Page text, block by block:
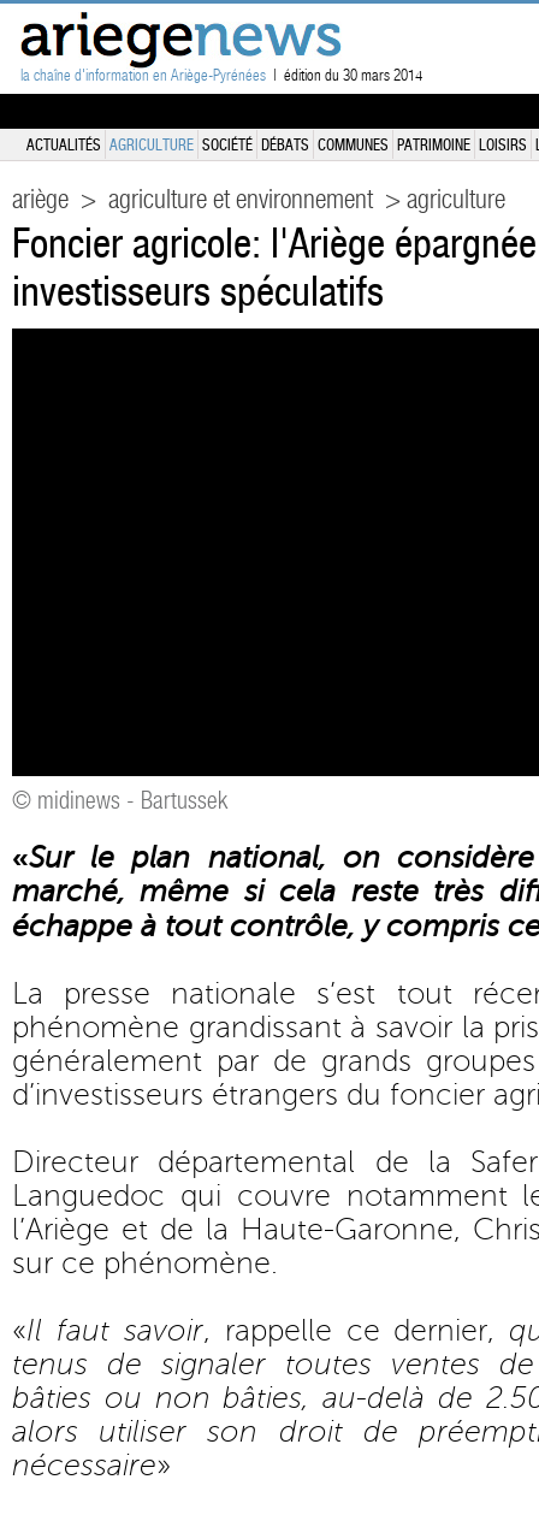
la chaîne d'information en Ariège-Pyrénées | édition du 30 mars 2014
ACTUALITÉS AGRICULTURE SOCIÉTÉ DÉBATS COMMUNES PATRIMOINE LOISIRS
ariège > agriculture et environnement > agriculture
Foncier agricole: l'Ariège
investisseurs spéculatifs
© midinews - Bartussek
«Sur le plan national, on
marché, même si cela reste très
échappe à tout contrôle, y compris
La presse nationale s’est tout
phénomène grandissant à savoir la
généralement par de grands
d’investisseurs étrangers du foncier
Directeur départemental de la
Languedoc qui couvre notamment
l’Ariège et de la Haute-Garonne,
sur ce phénomène.
«Il faut savoir, rappelle ce dernier,
tenus de signaler toutes ventes
bâties ou non bâties, au-delà de
alors utiliser son droit de
nécessaire»